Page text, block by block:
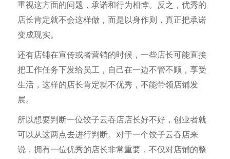
重视这方面的问题，承诺和行为相悖。反之，优秀的
店长肯定就不会这样做，而是以身作则，真正把承诺
变成现实。
还有店铺在宣传或者营销的时候，一些店长可能直接
把工作任务下发给员工，自己在一边不管不顾，享受
生活，这样的店长肯定就不优秀，不能带领店铺发
展。
所以想要判断一位饺子云吞店店长好不好，创业者就
可以从这两点去进行判断。对于一个饺子云吞店来
说，拥有一位优秀的店长非常重要，不仅对店铺的整